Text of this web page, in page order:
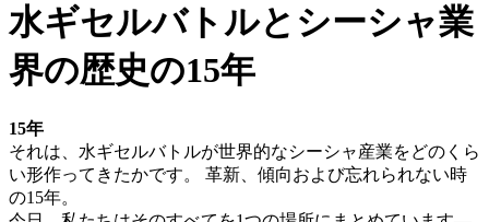
水ギセルバトルとシーシャ業
界の歴史の15年
15年
それは、水ギセルバトルが世界的なシーシャ産業をどのくら
い形作ってきたかです。 革新、傾向および忘れられない時
の15年。